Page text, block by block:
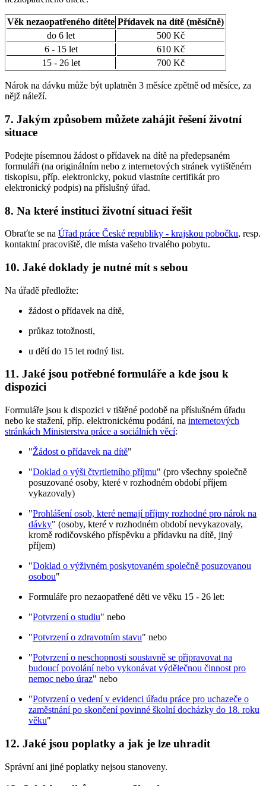
Věk nezaopatřeného dítěte Přídavek na dítě (měsíčně)
do 6 let
500 Kč
6 - 15 let
610 Kč
15 - 26 let
700 Kč
Nárok na dávku může být uplatněn 3 měsíce zpětně od měsíce, za
nějž náleží.
7. Jakým způsobem můžete zahájit řešení životní
situace
Podejte písemnou žádost o přídavek na dítě na předepsaném
formuláři (na originálním nebo z internetových stránek vytištěném
tiskopisu, příp. elektronicky, pokud vlastníte certifikát pro
elektronický podpis) na příslušný úřad.
8. Na které instituci životní situaci řešit
Obraťte se na Úřad práce České republiky - krajskou pobočku, resp.
kontaktní pracoviště, dle místa vašeho trvalého pobytu.
10. Jaké doklady je nutné mít s sebou
Na úřadě předložte:
žádost o přídavek na dítě,
průkaz totožnosti,
u dětí do 15 let rodný list.
11. Jaké jsou potřebné formuláře a kde jsou k
dispozici
Formuláře jsou k dispozici v tištěné podobě na příslušném úřadu
nebo ke stažení, příp. elektronickému podání, na internetových
stránkách Ministerstva práce a sociálních věcí:
"Žádost o přídavek na dítě"
"Doklad o výši čtvrtletního příjmu" (pro všechny společně
posuzované osoby, které v rozhodném období příjem
vykazovaly)
"Prohlášení osob, které nemají příjmy rozhodné pro nárok na
dávky" (osoby, které v rozhodném období nevykazovaly,
kromě rodičovského příspěvku a přídavku na dítě, jiný
příjem)
"Doklad o výživném poskytovaném společně posuzovanou
osobou"
Formuláře pro nezaopatřené děti ve věku 15 - 26 let:
"Potvrzení o studiu" nebo
"Potvrzení o zdravotním stavu" nebo
"Potvrzení o neschopnosti soustavně se připravovat na
budoucí povolání nebo vykonávat výdělečnou činnost pro
nemoc nebo úraz" nebo
"Potvrzení o vedení v evidenci úřadu práce pro uchazeče o
zaměstnání po skončení povinné školní docházky do 18. roku
věku"
12. Jaké jsou poplatky a jak je lze uhradit
Správní ani jiné poplatky nejsou stanoveny.